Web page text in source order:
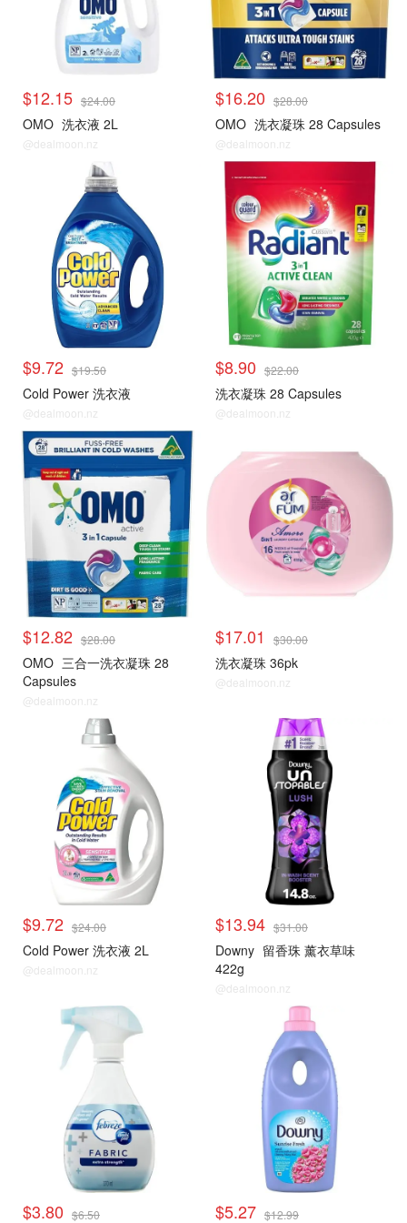
$12.15 $24.00
OMO 洗衣液 2L
@dealmoon.nz
$16.20 $28.00
OMO 洗衣凝珠 28 Capsules
@dealmoon.nz
$9.72 $19.50
Cold Power 洗衣液
@dealmoon.nz
$8.90 $22.00
洗衣凝珠 28 Capsules
@dealmoon.nz
$12.82 $28.00
OMO 三合一洗衣凝珠 28
Capsules
@dealmoon.nz
$17.01 $30.00
洗衣凝珠 36pk
@dealmoon.nz
$9.72 $24.00
Cold Power 洗衣液 2L
@dealmoon.nz
$13.94 $31.00
Downy 留香珠 薰衣草味
422g
@dealmoon.nz
$3.80 $6.50 $5.27 $12.99